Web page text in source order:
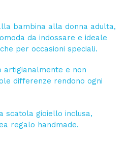
bambina alla donna adulta,
da indossare e ideale
per occasioni speciali.
artigianalmente e non
differenze rendono ogni
scatola gioiello inclusa,
regalo handmade.